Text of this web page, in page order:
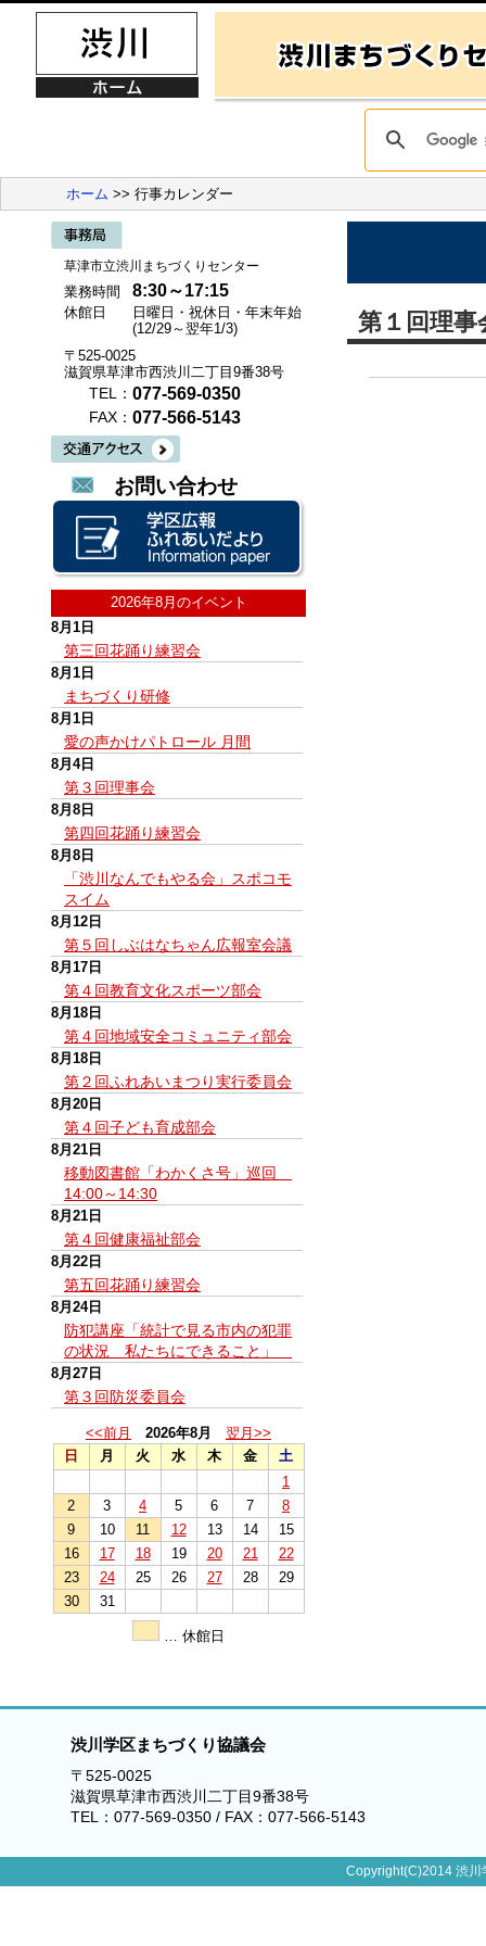
ホーム >> 行事カレンダー
草津市立渋川まちづくりセンター
業務時間 8:30～17:15
休館日
日曜日・祝休日・年末年始
(12/29～翌年1/3)
〒525-0025
滋賀県草津市西渋川二丁目9番38号
TEL： 077-569-0350
FAX： 077-566-5143
お問い合わせ
2026年8月のイベント
8月1日
第三回花踊り練習会
8月1日
まちづくり研修
8月1日
愛の声かけパトロール 月間
8月4日
第３回理事会
8月8日
第四回花踊り練習会
8月8日
「渋川なんでもやる会」スポコモ
スイム
8月12日
第５回しぶはなちゃん広報室会議
8月17日
第４回教育文化スポーツ部会
8月18日
第４回地域安全コミュニティ部会
8月18日
第２回ふれあいまつり実行委員会
8月20日
第４回子ども育成部会
8月21日
移動図書館「わかくさ号」巡回
14:00～14:30
8月21日
第４回健康福祉部会
8月22日
第五回花踊り練習会
8月24日
防犯講座「統計で見る市内の犯罪
の状況 私たちにできること」
8月27日
第３回防災委員会
<<前月 2026年8月
翌月>>
日
月 火 水 木 金
土
1
2
3 4 5 6 7
8
9
10 11 12 13 14
15
16
17 18 19 20 21
22
23
24 25 26 27 28
29
30
31
… 休館日
第１回理事
渋川学区まちづくり協議会
〒525-0025
滋賀県草津市西渋川二丁目9番38号
TEL：077-569-0350 / FAX：077-566-5143
Copyright(C)2014 渋川